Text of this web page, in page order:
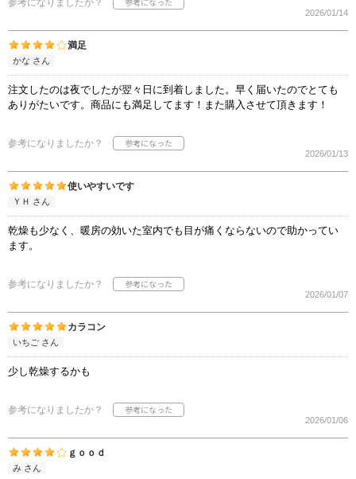
参考になりましたか？
2026/01/14
満足
かな さん
注文したのは夜でしたが翌々日に到着しました。早く届いたのでとても
ありがたいです。商品にも満足してます！また購入させて頂きます！
参考になりましたか？
2026/01/13
使いやすいです
ＹＨ さん
乾燥も少なく、暖房の効いた室内でも目が痛くならないので助かってい
ます。
参考になりましたか？
2026/01/07
カラコン
いちご さん
少し乾燥するかも
参考になりましたか？
2026/01/06
ｇｏｏｄ
み さん